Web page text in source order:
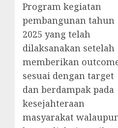
Program kegiatan
pembangunan tahun
2025 yang telah
dilaksanakan setelah
memberikan
sesuai dengan target
dan berdampak pada
kesejahteraan
masyarakat